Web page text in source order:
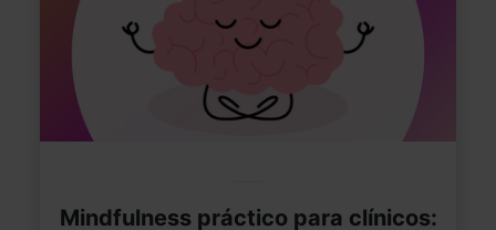
Mindfulness práctico para clínicos: